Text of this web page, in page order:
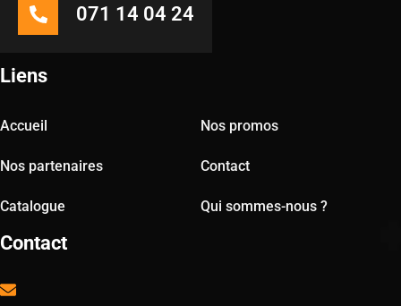
071 14 04 24
Liens
Accueil Nos promos
Nos partenaires Contact
Catalogue Qui sommes-nous ?
Contact